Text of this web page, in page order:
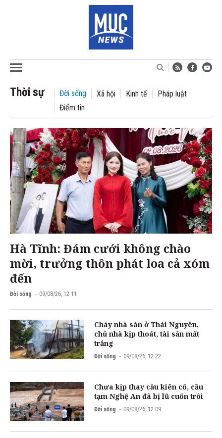
Thời sự Đời sống Xã hội Kinh tế
Pháp luật
Điểm tin
Hà Tĩnh: Đám cưới không chào
mời, trưởng thôn phát loa cả xóm
đến
Đời sống 09/08/26, 12:11
Cháy nhà sàn ở Thái Nguyên,
chủ nhà kịp thoát, tài sản mất
trắng
Đời sống 09/08/26, 12:22
Chưa kịp thay cầu kiên cố, cầu
tạm Nghệ An đã bị lũ cuốn trôi
Đời sống 09/08/26, 12:09